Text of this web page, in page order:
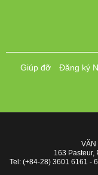
Giúp đỡ Đăng ký
VĂN
163 Pasteur,
Tel: (+84-28) 3601 6161 -